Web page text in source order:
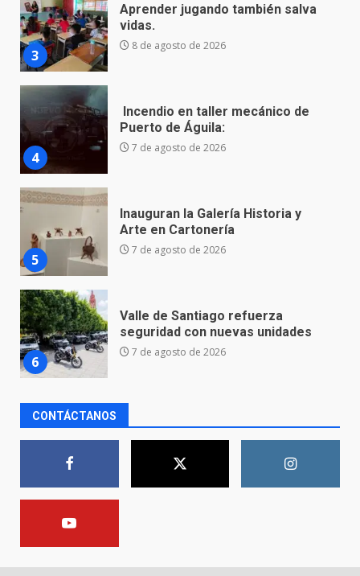
4
Incendio en taller mecánico de
Puerto de Águila:
7 de agosto de 2026
5
Inauguran la Galería Historia y
Arte en Cartonería
7 de agosto de 2026
6
Valle de Santiago refuerza
seguridad con nuevas unidades
7 de agosto de 2026
7
Los Pastores: tradición que
resiste al paso del tiempo
6 de agosto de 2026
8 de agosto de 2026
2
CONTÁCTANOS